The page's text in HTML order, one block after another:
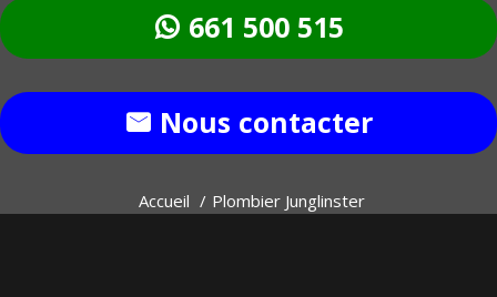
661 500 515
Nous contacter
Accueil Plombier Junglinster